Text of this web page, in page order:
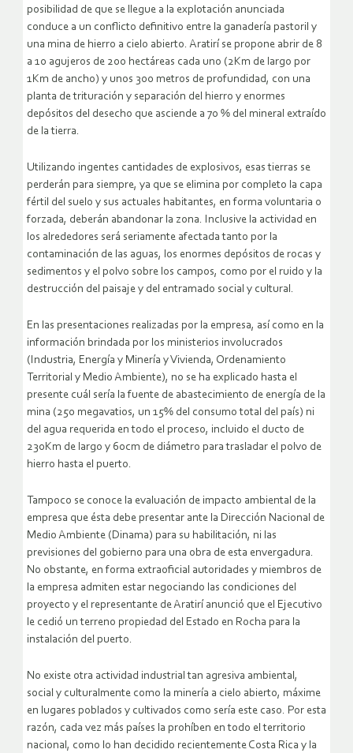
posibilidad de que se llegue a la explotación anunciada
conduce a un conflicto definitivo entre la ganadería pastoril y
una mina de hierro a cielo abierto. Aratirí se propone abrir de 8
a 10 agujeros de 200 hectáreas cada uno (2Km de largo por
1Km de ancho) y unos 300 metros de profundidad, con una
planta de trituración y separación del hierro y enormes
depósitos del desecho que asciende a 70 % del mineral extraído
de la tierra.
Utilizando ingentes cantidades de explosivos, esas tierras se
perderán para siempre, ya que se elimina por completo la capa
fértil del suelo y sus actuales habitantes, en forma voluntaria o
forzada, deberán abandonar la zona. Inclusive la actividad en
los alrededores será seriamente afectada tanto por la
contaminación de las aguas, los enormes depósitos de rocas y
sedimentos y el polvo sobre los campos, como por el ruido y la
destrucción del paisaje y del entramado social y cultural.
En las presentaciones realizadas por la empresa, así como en la
información brindada por los ministerios involucrados
(Industria, Energía y Minería y Vivienda, Ordenamiento
Territorial y Medio Ambiente), no se ha explicado hasta el
presente cuál sería la fuente de abastecimiento de energía de la
mina (250 megavatios, un 15% del consumo total del país) ni
del agua requerida en todo el proceso, incluido el ducto de
230Km de largo y 60cm de diámetro para trasladar el polvo de
hierro hasta el puerto.
Tampoco se conoce la evaluación de impacto ambiental de la
empresa que ésta debe presentar ante la Dirección Nacional de
Medio Ambiente (Dinama) para su habilitación, ni las
previsiones del gobierno para una obra de esta envergadura.
No obstante, en forma extraoficial autoridades y miembros de
la empresa admiten estar negociando las condiciones del
proyecto y el representante de Aratirí anunció que el Ejecutivo
le cedió un terreno propiedad del Estado en Rocha para la
instalación del puerto.
No existe otra actividad industrial tan agresiva ambiental,
social y culturalmente como la minería a cielo abierto, máxime
en lugares poblados y cultivados como sería este caso. Por esta
razón, cada vez más países la prohíben en todo el territorio
nacional, como lo han decidido recientemente Costa Rica y la